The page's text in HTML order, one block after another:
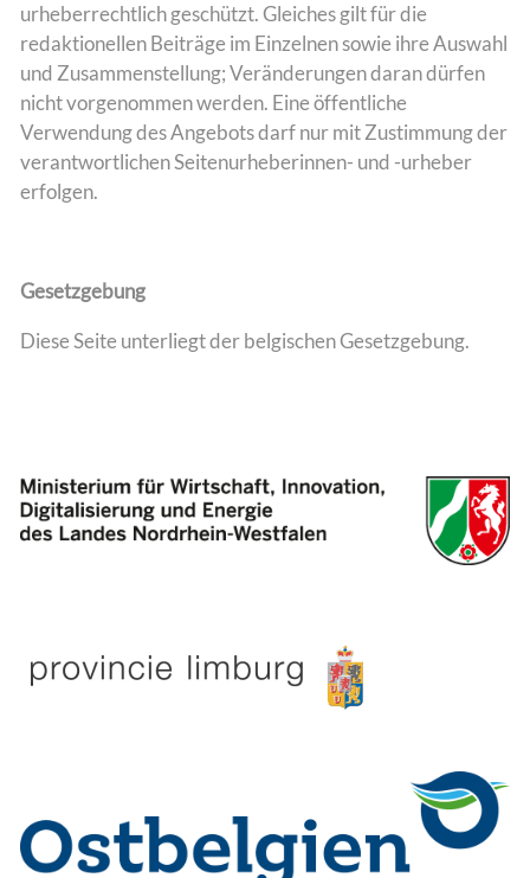
urheberrechtlich geschützt. Gleiches gilt für die
redaktionellen Beiträge im Einzelnen sowie ihre Auswahl
und Zusammenstellung; Veränderungen daran dürfen
nicht vorgenommen werden. Eine öffentliche
Verwendung des Angebots darf nur mit Zustimmung der
verantwortlichen Seitenurheberinnen- und -urheber
erfolgen.
Gesetzgebung
Diese Seite unterliegt der belgischen Gesetzgebung.